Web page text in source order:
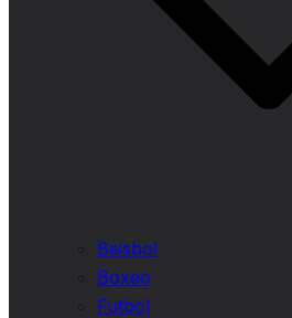
Beisbol
Boxeo
Futbol